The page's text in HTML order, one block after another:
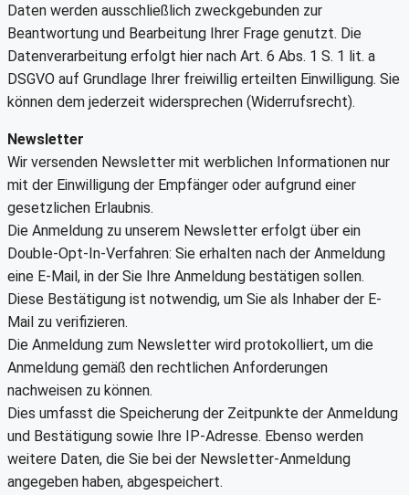
Daten werden ausschließlich zweckgebunden zur
Beantwortung und Bearbeitung Ihrer Frage genutzt. Die
Datenverarbeitung erfolgt hier nach Art. 6 Abs. 1 S. 1 lit. a
DSGVO auf Grundlage Ihrer freiwillig erteilten Einwilligung. Sie
können dem jederzeit widersprechen (Widerrufsrecht).
Newsletter
Wir versenden Newsletter mit werblichen Informationen nur
mit der Einwilligung der Empfänger oder aufgrund einer
gesetzlichen Erlaubnis.
Die Anmeldung zu unserem Newsletter erfolgt über ein
Double-Opt-In-Verfahren: Sie erhalten nach der Anmeldung
eine E-Mail, in der Sie Ihre Anmeldung bestätigen sollen.
Diese Bestätigung ist notwendig, um Sie als Inhaber der E-
Mail zu verifizieren.
Die Anmeldung zum Newsletter wird protokolliert, um die
Anmeldung gemäß den rechtlichen Anforderungen
nachweisen zu können.
Dies umfasst die Speicherung der Zeitpunkte der Anmeldung
und Bestätigung sowie Ihre IP-Adresse. Ebenso werden
weitere Daten, die Sie bei der Newsletter-Anmeldung
angegeben haben, abgespeichert.